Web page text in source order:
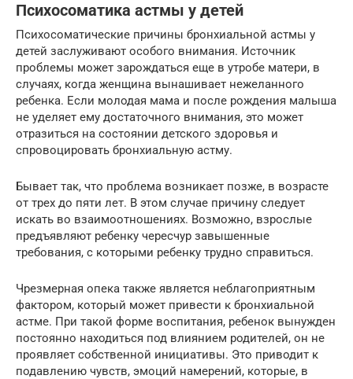
Психосоматика астмы у детей
Психосоматические причины бронхиальной астмы у
детей заслуживают особого внимания. Источник
проблемы может зарождаться еще в утробе матери, в
случаях, когда женщина вынашивает нежеланного
ребенка. Если молодая мама и после рождения малыша
не уделяет ему достаточного внимания, это может
отразиться на состоянии детского здоровья и
спровоцировать бронхиальную астму.
Бывает так, что проблема возникает позже, в возрасте
от трех до пяти лет. В этом случае причину следует
искать во взаимоотношениях. Возможно, взрослые
предъявляют ребенку чересчур завышенные
требования, с которыми ребенку трудно справиться.
Чрезмерная опека также является неблагоприятным
фактором, который может привести к бронхиальной
астме. При такой форме воспитания, ребенок вынужден
постоянно находиться под влиянием родителей, он не
проявляет собственной инициативы. Это приводит к
подавлению чувств, эмоций намерений, которые, в